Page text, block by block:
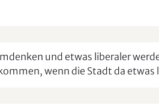
und etwas liberaler
wenn die Stadt da etwas